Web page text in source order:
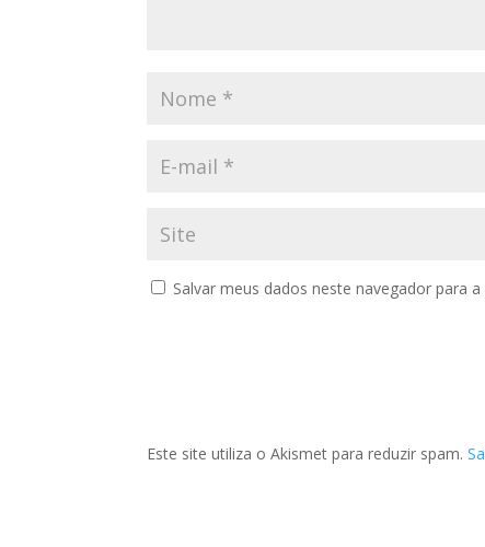
Salvar meus dados neste navegador para
Este site utiliza o Akismet para reduzir spam.